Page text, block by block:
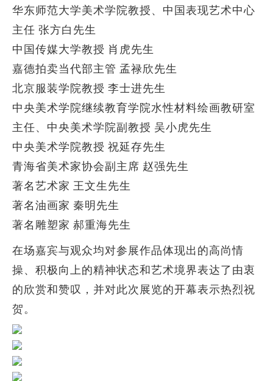
华东师范大学美术学院教授、中国表现艺术中心
主任 张方白先生
中国传媒大学教授 肖虎先生
嘉德拍卖当代部主管 孟禄欣先生
北京服装学院教授 李士进先生
中央美术学院继续教育学院水性材料绘画教研室
主任、中央美术学院副教授 吴小虎先生
中央美术学院教授 祝延存先生
青海省美术家协会副主席 赵强先生
著名艺术家 王文生先生
著名油画家 秦明先生
著名雕塑家 郝重海先生
在场嘉宾与观众均对参展作品体现出的高尚情
操、积极向上的精神状态和艺术境界表达了由衷
的欣赏和赞叹，并对此次展览的开幕表示热烈祝
贺。